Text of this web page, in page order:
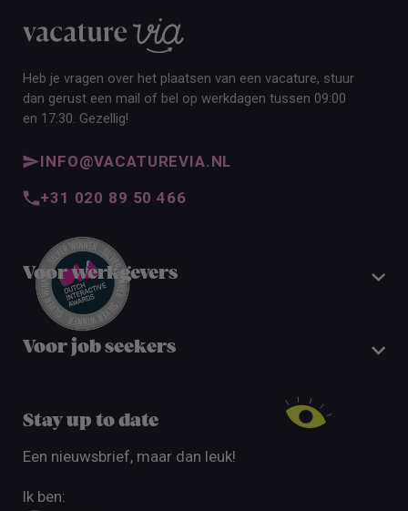
Heb je vragen over het plaatsen van een vacature, stuur
dan gerust een mail of bel op werkdagen tussen 09:00
en 17:30. Gezellig!
INFO@VACATUREVIA.NL
+31 020 89 50 466
Voor werkgevers
Voor job seekers
Stay up to date
Een nieuwsbrief, maar dan leuk!
Ik ben: